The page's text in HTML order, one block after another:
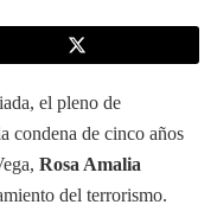
el pleno de
condena de cinco años
Rosa Amalia
del terrorismo.